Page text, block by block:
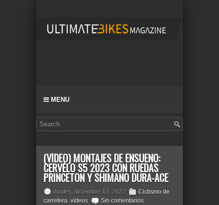
MENU
(VÍDEO) MONTAJES DE ENSUEÑO:
CERVÉLO S5 2023 CON RUEDAS
PRINCETON Y SHIMANO DURA-ACE
martes, diciembre 13, 2022
Ciclismo de
carretera, vídeos Sin comentarios